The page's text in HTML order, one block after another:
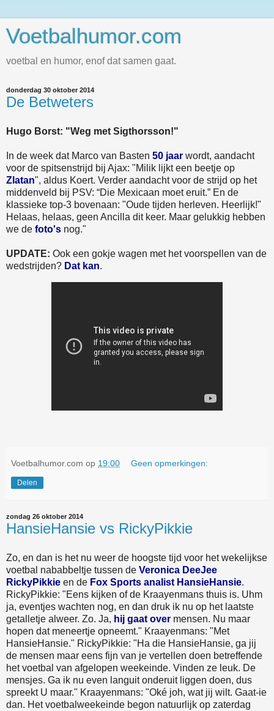
Voetbalhumor.com
voetbal en humor, enof dat samen gaat.
donderdag 30 oktober 2014
De Betweters
Hugo Borst: "Weg met Sigthorsson!"
In de week dat Marco van Basten 50 jaar wordt, aandacht
voor de spitsenstrijd bij Ajax: "Milik lijkt een beetje op
Zlatan", aldus Koert. Verder aandacht voor de strijd op het
middenveld bij PSV: “Die Mexicaan moet eruit.” En de
klassieke top-3 bovenaan: "Oude tijden herleven. Heerlijk!"
Helaas, helaas, geen Ancilla dit keer. Maar gelukkig hebben
we de foto's nog."
UPDATE: Ook een gokje wagen met het voorspellen van de
wedstrijden? Dat kan.
Voetbalhumor.com op 19:00 Geen opmerkingen:
Delen
zondag 26 oktober 2014
HansieHansie vs RickyPikkie
Zo, en dan is het nu weer de hoogste tijd voor het wekelijkse
voetbal nababbeltje tussen de Veronica DeeJee
RickyPikkie en de Fox Sports analist HansieHansie.
RickyPikkie: "Eens kijken of de Kraayenmans thuis is. Uhm
ja, eventjes wachten nog, en dan druk ik nu op het laatste
getalletje alweer. Zo. Ja, hij gaat over mensen. Nu maar
hopen dat meneertje opneemt." Kraayenmans: "Met
HansieHansie." RickyPikkie: "Ha die HansieHansie, ga jij
de mensen maar eens fijn van je vertellen doen betreffende
het voetbal van afgelopen weekeinde. Vinden ze leuk. De
mensjes. Ga ik nu even languit onderuit liggen doen, dus
spreekt U maar." Kraayenmans: "Oké joh, wat jij wilt. Gaat-ie
dan. Het voetbalweekeinde begon natuurlijk op zaterdag